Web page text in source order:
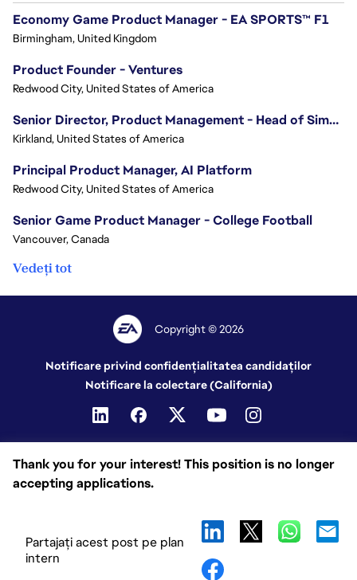
Thank you for your interest! This position is no longer
accepting applications.
Partajați acest post pe plan
intern
Economy Game Product Manager - EA SPORTS™ F1
Birmingham, United Kingdom
Product Founder - Ventures
Redwood City, United States of America
Senior Director, Product Management - Head of Sims Marketplace
Kirkland, United States of America
Principal Product Manager, AI Platform
Redwood City, United States of America
Senior Game Product Manager - College Football
Vancouver, Canada
Vedeți tot
Copyright © 2026
Notificare privind confidențialitatea candidaților
Notificare la colectare (California)